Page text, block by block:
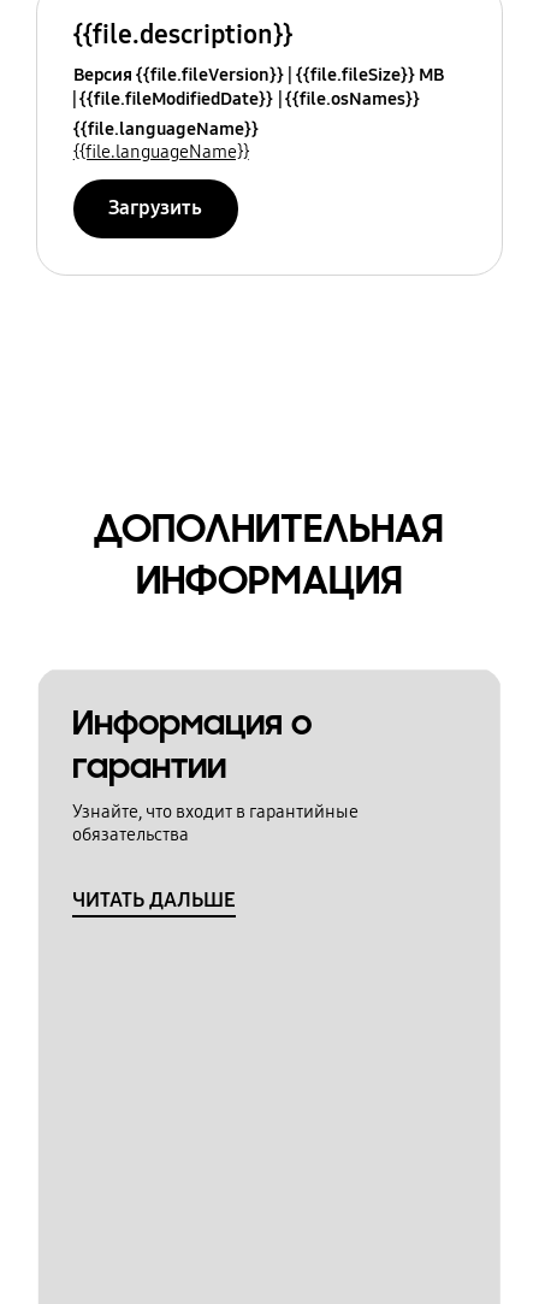
{{file.description}}
Версия {{file.fileVersion}} {{file.fileSize}} MB
{{file.fileModifiedDate}} {{file.osNames}}
{{file.languageName}}
{{file.languageName}}
Загрузить
ДОПОЛНИТЕЛЬНАЯ
ИНФОРМАЦИЯ
Информация о
гарантии
Узнайте, что входит в гарантийные
обязательства
ЧИТАТЬ ДАЛЬШЕ